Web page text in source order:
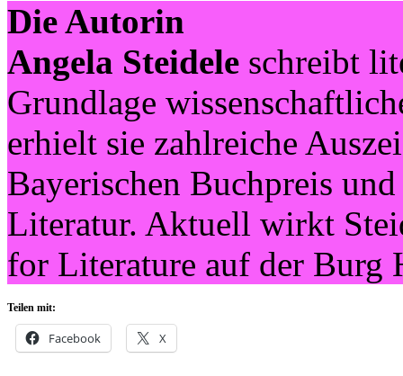
Die Autorin
Angela Steidele schreibt
Grundlage
erhielt sie zahlreiche
Bayerischen Buchpreis
Literatur. Aktuell wirkt
for Literature auf der Burg
Teilen mit:
Facebook X